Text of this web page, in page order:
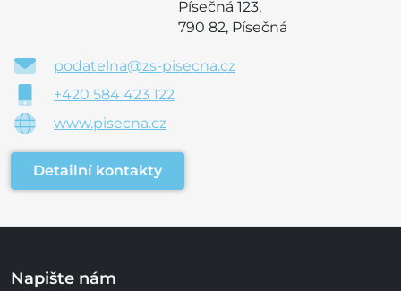
Písečná 123,
790 82, Písečná
podatelna@zs-pisecna.cz
+420 584 423 122
www.pisecna.cz
Detailní kontakty
Napište nám